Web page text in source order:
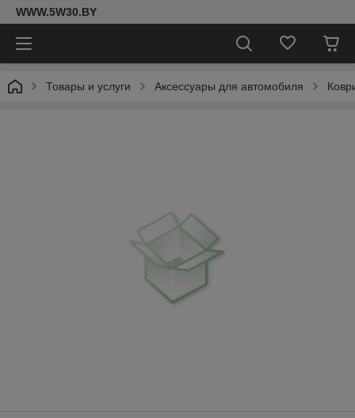
WWW.5W30.BY
Товары и услуги Аксессуары для автомобиля